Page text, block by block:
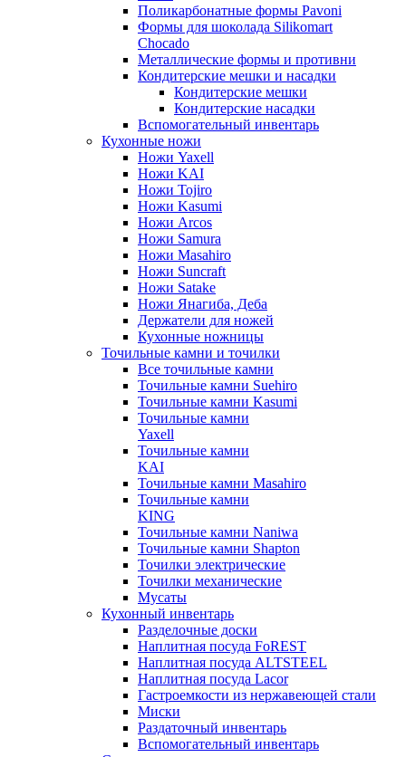
Поликарбонатные формы Pavoni
Формы для шоколада Silikomart
Chocado
Металлические формы и противни
Кондитерские мешки и насадки
Кондитерские мешки
Кондитерские насадки
Вспомогательный инвентарь
Кухонные ножи
Ножи Yaxell
Ножи KAI
Ножи Tojiro
Ножи Kasumi
Ножи Arcos
Ножи Samura
Ножи Masahiro
Ножи Suncraft
Ножи Satake
Ножи Янагиба, Деба
Держатели для ножей
Кухонные ножницы
Точильные камни и точилки
Все точильные камни
Точильные камни Suehiro
Точильные камни Kasumi
Точильные камни
Yaxell
Точильные камни
KAI
Точильные камни Masahiro
Точильные камни
KING
Точильные камни Naniwa
Точильные камни Shapton
Точилки электрические
Точилки механические
Мусаты
Кухонный инвентарь
Разделочные доски
Наплитная посуда FoREST
Наплитная посуда ALTSTEEL
Наплитная посуда Lacor
Гастроемкости из нержавеющей стали
Миски
Раздаточный инвентарь
Вспомогательный инвентарь